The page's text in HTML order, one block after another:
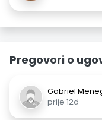
Pregovori o
Gabriel
prije 12d